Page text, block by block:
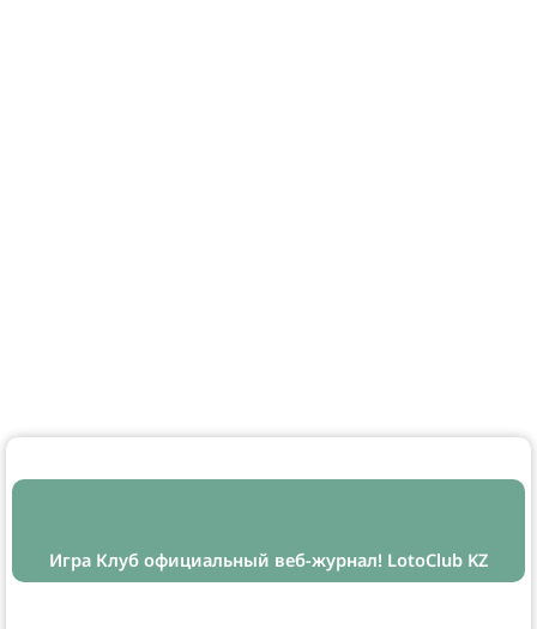
Игра Клуб официальный веб-журнал! LotoClub KZ